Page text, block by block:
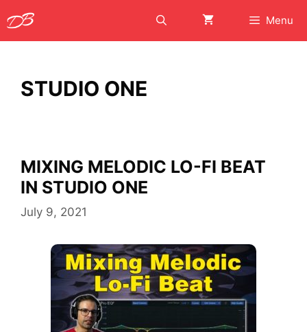
to
content
Menu
STUDIO ONE
MIXING MELODIC LO-FI BEAT
IN STUDIO ONE
July 9, 2021